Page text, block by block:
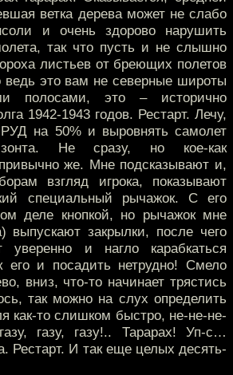
ветка дерева может не слабо
и очень здорово нарушить
так что пусть и не слышно
листьев от бреющих полетов
ведь это вам не северные широты
полосами, это – исторично
1942-1943 годов. Рестарт. Лечу,
РУД на 50% и выровнять самолет
Не сразу, но кое-как
же. Мне подсказывают и,
взгляд игрока, показывают
специальный рычажок. С его
деле кнопкой, но рычажок мне
выпускают закрылки, после чего
уверенно и нагло карабкаться
его и посадить нетрудно! Смело
вниз, что-то начинает трястись
так можно на слух определить
как-то слишком быстро, не-не-не-
газу, газу!.. Тарарах! Уп-с…
Рестарт. И так еще целых десять-